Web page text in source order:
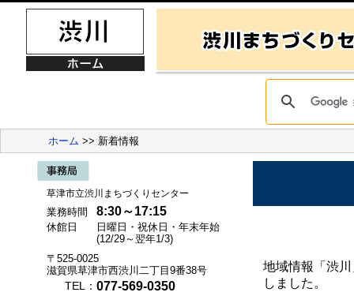
ホーム >> 新着情報
草津市立渋川まちづくりセンター
業務時間 8:30～17:15
休館日
日曜日・祝休日・年末年始
(12/29～翌年1/3)
〒525-0025
滋賀県草津市西渋川二丁目9番38号
TEL： 077-569-0350
地域情報「渋
しました。